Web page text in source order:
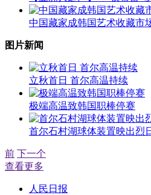
中国藏家成韩国艺术收藏市
图片新闻
立秋首日 首尔高温持续
极端高温致韩国职棒停赛
首尔石村湖球体装置映出烈
前 下一个
查看更多
人民日报